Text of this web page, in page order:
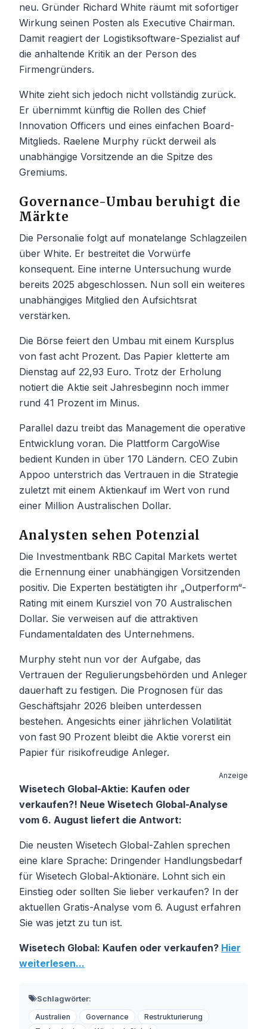
neu. Gründer Richard White räumt mit sofortiger
Wirkung seinen Posten als Executive Chairman.
Damit reagiert der Logistiksoftware-Spezialist auf
die anhaltende Kritik an der Person des
Firmengründers.
White zieht sich jedoch nicht vollständig zurück.
Er übernimmt künftig die Rollen des Chief
Innovation Officers und eines einfachen Board-
Mitglieds. Raelene Murphy rückt derweil als
unabhängige Vorsitzende an die Spitze des
Gremiums.
Governance-Umbau beruhigt die
Märkte
Die Personalie folgt auf monatelange Schlagzeilen
über White. Er bestreitet die Vorwürfe
konsequent. Eine interne Untersuchung wurde
bereits 2025 abgeschlossen. Nun soll ein weiteres
unabhängiges Mitglied den Aufsichtsrat
verstärken.
Die Börse feiert den Umbau mit einem Kursplus
von fast acht Prozent. Das Papier kletterte am
Dienstag auf 22,93 Euro. Trotz der Erholung
notiert die Aktie seit Jahresbeginn noch immer
rund 41 Prozent im Minus.
Parallel dazu treibt das Management die operative
Entwicklung voran. Die Plattform CargoWise
bedient Kunden in über 170 Ländern. CEO Zubin
Appoo unterstrich das Vertrauen in die Strategie
zuletzt mit einem Aktienkauf im Wert von rund
einer Million Australischen Dollar.
Analysten sehen Potenzial
Die Investmentbank RBC Capital Markets wertet
die Ernennung einer unabhängigen Vorsitzenden
positiv. Die Experten bestätigten ihr „Outperform“-
Rating mit einem Kursziel von 70 Australischen
Dollar. Sie verweisen auf die attraktiven
Fundamentaldaten des Unternehmens.
Murphy steht nun vor der Aufgabe, das
Vertrauen der Regulierungsbehörden und Anleger
dauerhaft zu festigen. Die Prognosen für das
Geschäftsjahr 2026 bleiben unterdessen
bestehen. Angesichts einer jährlichen Volatilität
von fast 90 Prozent bleibt die Aktie vorerst ein
Papier für risikofreudige Anleger.
Anzeige
Wisetech Global-Aktie: Kaufen oder
verkaufen?! Neue Wisetech Global-Analyse
vom 6. August liefert die Antwort:
Die neusten Wisetech Global-Zahlen sprechen
eine klare Sprache: Dringender Handlungsbedarf
für Wisetech Global-Aktionäre. Lohnt sich ein
Einstieg oder sollten Sie lieber verkaufen? In der
aktuellen Gratis-Analyse vom 6. August erfahren
Sie was jetzt zu tun ist.
Wisetech Global: Kaufen oder verkaufen? Hier
weiterlesen...
Schlagwörter:
Australien Governance
Restrukturierung